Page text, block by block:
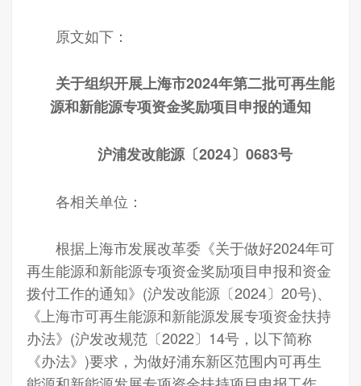
原文如下：
关于组织开展上海市2024年第二批可再生能
源和新能源专项资金奖励项目申报的通知
沪浦发改能源〔2024〕0683号
各相关单位：
根据上海市发展改革委《关于做好2024年可
再生能源和新能源专项资金奖励项目申报和资金
拨付工作的通知》(沪发改能源〔2024〕20号)、
《上海市可再生能源和新能源发展专项资金扶持
办法》(沪发改规范〔2022〕14号，以下简称
《办法》)要求，为做好浦东新区范围内可再生